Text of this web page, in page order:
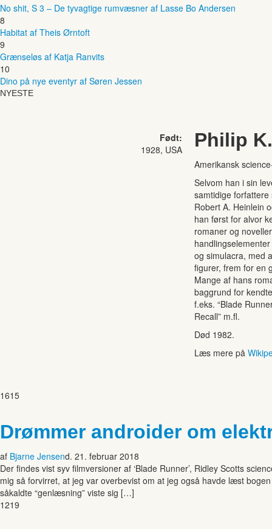
No shit, S 3 – De tyvagtige rumvæsner af Lasse Bo Andersen
8
Habitat af Theis Ørntoft
9
Grænseløs af Katja Ranvits
10
Dino på nye eventyr af Søren Jessen
NYESTE
Født:
1928, USA
Philip
Amerikansk
Selvom han i sin
samtidige
Robert A. Heinlein
han først for alvor
romaner og
og simulacra, med
figurer, frem for en
Mange af hans
baggrund for
f.eks. “Blade
Recall” m.fl.
Død 1982.
Læs mere på
1615
Drømmer androider om
af Bjarne Jensend. 21. februar 2018
Der findes vist syv filmversioner af ‘Blade Runner’, Ridley Scotts
mig så forvirret, at jeg var overbevist om at jeg også havde læst
såkaldte “genlæsning” viste sig […]
1219